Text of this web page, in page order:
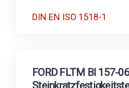
DIN EN ISO 1518-1
FORD FLTM BI 157-06